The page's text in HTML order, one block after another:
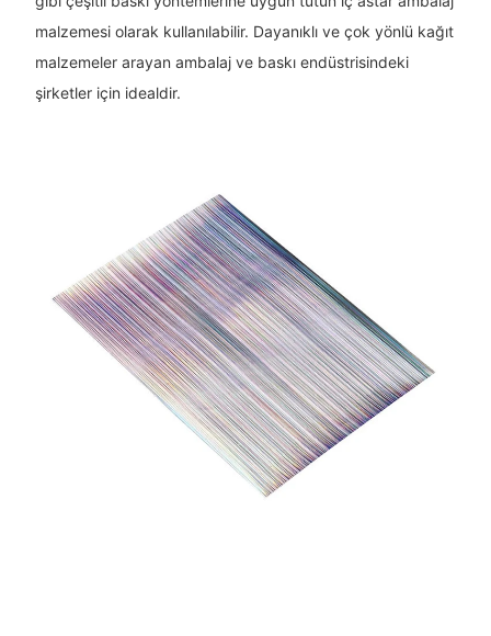
malzemesi olarak kullanılabilir. Dayanıklı ve çok yönlü kağıt
malzemeler arayan ambalaj ve baskı endüstrisindeki
şirketler için idealdir.